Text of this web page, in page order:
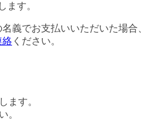
ます。
でお支払いいただいた場合
絡 ください。
ます。
。